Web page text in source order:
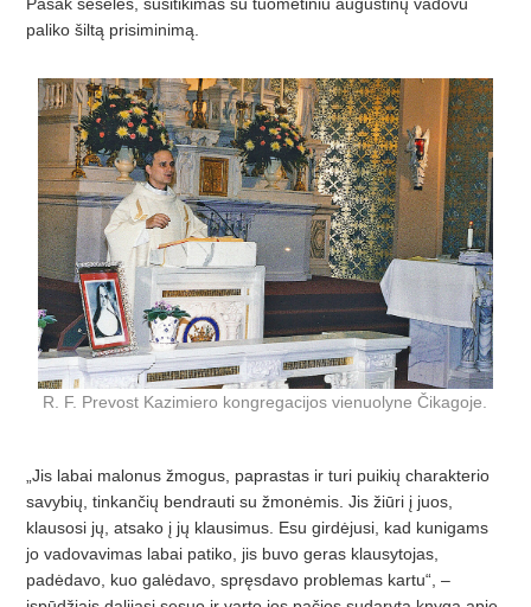
paliko šiltą prisiminimą.
R. F. Prevost Kazimiero kongregacijos vienuolyne Čikagoje.
„Jis labai malonus žmogus, paprastas ir turi puikių charakterio
savybių, tinkančių bendrauti su žmonėmis. Jis žiūri į juos,
klausosi jų, atsako į jų klausimus. Esu girdėjusi, kad kunigams
jo vadovavimas labai patiko, jis buvo geras klausytojas,
padėdavo, kuo galėdavo, spręsdavo problemas kartu“, –